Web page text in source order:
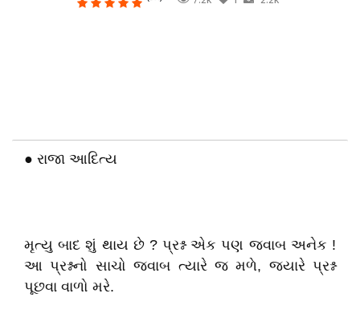
● રાજા આદિત્ય
મૃત્યુ બાદ શું થાય છે ? પ્રશ્ન એક પણ જવાબ અનેક !
આ પ્રશ્નનો સાચો જવાબ ત્યારે જ મળે, જયારે પ્રશ્ન
પૂછવા વાળો મરે.